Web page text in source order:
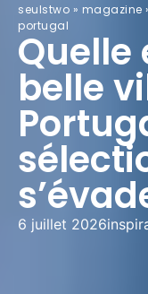
seulstwo » magazine
portugal
Quelle
belle
6 juillet 2026